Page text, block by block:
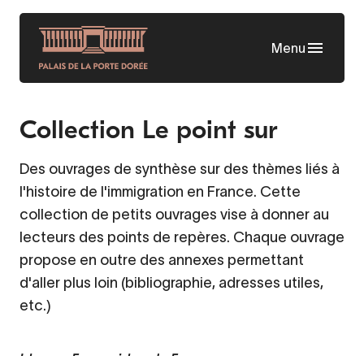
Aller
contenu
principal
Menu
Collection Le point sur
Des ouvrages de synthèse sur des thèmes liés à
l'histoire de l'immigration en France. Cette
collection de petits ouvrages vise à donner au
lecteurs des points de repères. Chaque ouvrage
propose en outre des annexes permettant
d'aller plus loin (bibliographie, adresses utiles,
etc.)